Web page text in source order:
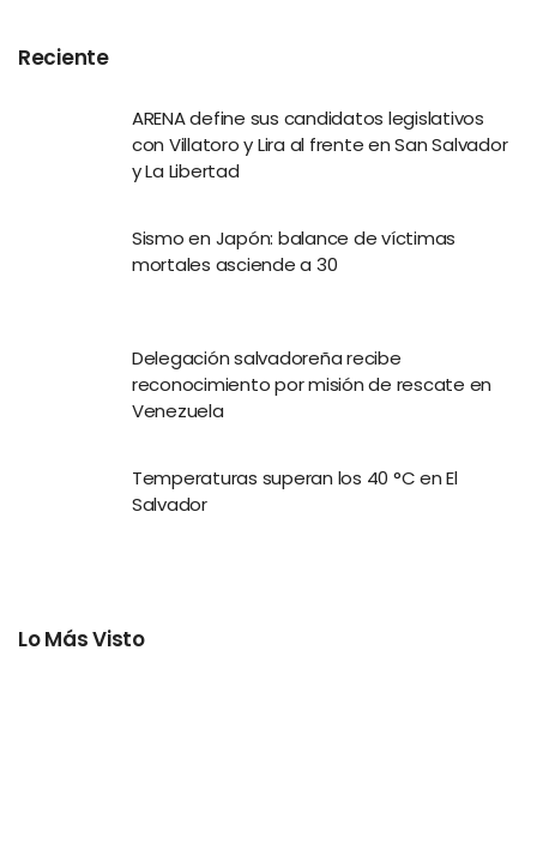
Reciente
ARENA define sus candidatos legislativos
con Villatoro y Lira al frente en San Salvador
y La Libertad
Sismo en Japón: balance de víctimas
mortales asciende a 30
Delegación salvadoreña recibe
reconocimiento por misión de rescate en
Venezuela
Temperaturas superan los 40 °C en El
Salvador
Lo Más Visto